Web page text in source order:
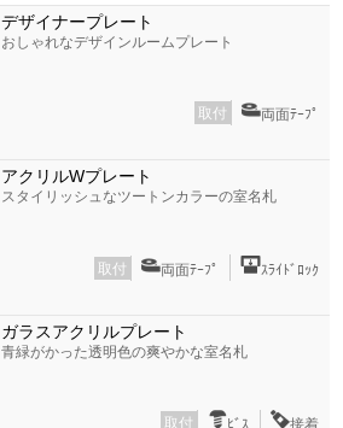
デザイナープレート
おしゃれなデザインルームプレート
取付 両面ﾃｰﾌﾟ
アクリルWプレート
スタイリッシュなツートンカラーの室名札
取付 両面ﾃｰﾌﾟ ｽﾗｲﾄﾞﾛｯｸ
ガラスアクリルプレート
青緑がかった透明色の爽やかな室名札
取付